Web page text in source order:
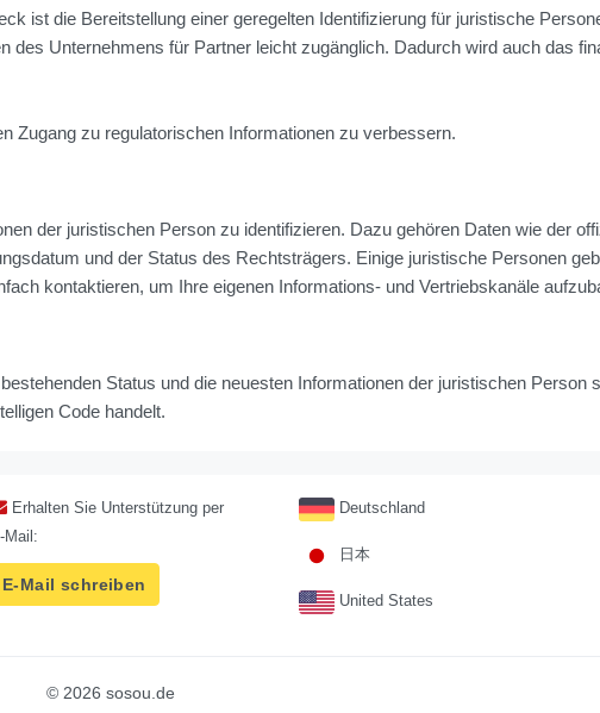
ist die Bereitstellung einer geregelten Identifizierung für juristische
Unternehmens für Partner leicht zugänglich. Dadurch wird auch das
Zugang zu regulatorischen Informationen zu verbessern.
der juristischen Person zu identifizieren. Dazu gehören Daten wie der
und der Status des Rechtsträgers. Einige juristische Personen
kontaktieren, um Ihre eigenen Informations- und Vertriebskanäle
Status und die neuesten Informationen der juristischen Person
Code handelt.
Erhalten Sie Unterstützung per
Mail:
E-Mail schreiben
Deutschland
日本
United States
© 2026 sosou.de